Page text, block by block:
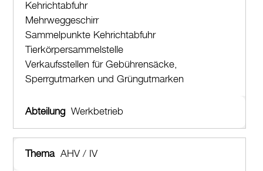
Beglaubigungen
Heirat
Todesfall
Planen und Bauen
Sicherheit
Stadt, Recht und Politik
Tierisches
Kehrichtabfuhr
Mehrweggeschirr
Sammelpunkte Kehrichtabfuhr
Tierkörpersammelstelle
Verkaufsstellen für Gebührensäcke,
Sperrgutmarken und Grüngutmarken
Werkbetrieb
AHV / IV